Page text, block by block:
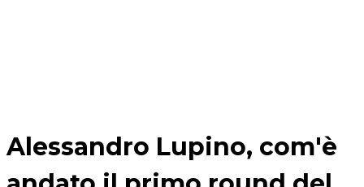
Alessandro Lupino, com'è